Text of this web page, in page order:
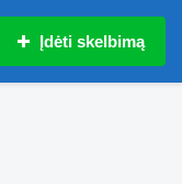
Įdėti skelbimą